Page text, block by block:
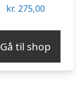
kr. 275,00
Gå til shop